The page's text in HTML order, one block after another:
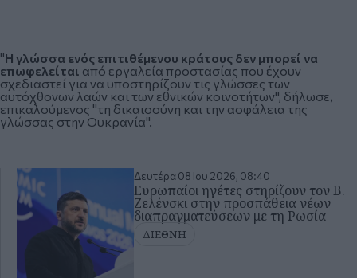
"Η γλώσσα ενός επιτιθέμενου κράτους δεν μπορεί να
επωφελείται από εργαλεία προστασίας που έχουν
σχεδιαστεί για να υποστηρίζουν τις γλώσσες των
αυτόχθονων λαών και των εθνικών κοινοτήτων", δήλωσε,
επικαλούμενος "τη δικαιοσύνη και την ασφάλεια της
γλώσσας στην Ουκρανία".
Δευτέρα 08 Ιου 2026, 08:40
Ευρωπαίοι ηγέτες στηρίζουν τον Β.
Ζελένσκι στην προσπάθεια νέων
διαπραγματεύσεων με τη Ρωσία
ΔΙΕΘΝΗ